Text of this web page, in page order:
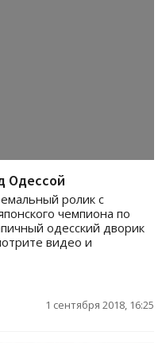
Одессой
ролик с
чемпиона по
одесский дворик
видео и
1 сентября 2018, 16:25